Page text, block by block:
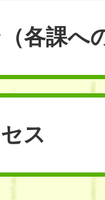
（各課へ
ス